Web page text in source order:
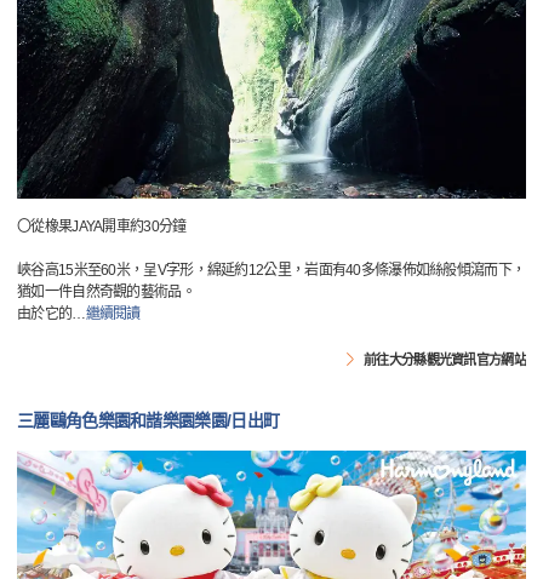
〇從橡果JAYA開車約30分鐘
峽谷高15米至60米，呈V字形，綿延約12公里，岩面有40多條瀑佈如絲般傾瀉而下，
猶如一件自然奇觀的藝術品。
由於它的…繼續閱讀
前往大分縣觀光資訊官方網站
三麗鷗角色樂園和諧樂園樂園/日出町